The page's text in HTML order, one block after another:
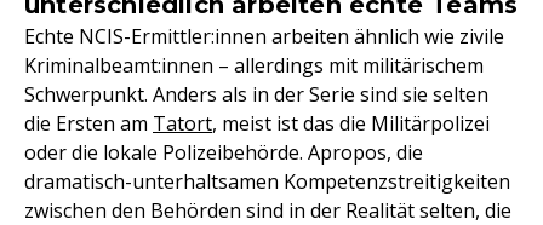
Echte NCIS-Ermittler:innen arbeiten ähnlich wie zivile
Kriminalbeamt:innen – allerdings mit militärischem
Schwerpunkt. Anders als in der Serie sind sie selten
die Ersten am Tatort, meist ist das die Militärpolizei
oder die lokale Polizeibehörde. Apropos, die
dramatisch-unterhaltsamen Kompetenzstreitigkeiten
zwischen den Behörden sind in der Realität selten, die